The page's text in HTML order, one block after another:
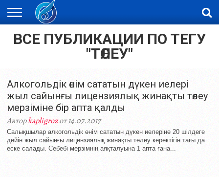
ЖАҢАЛЫҚТАР
НОВОСТИ
ВИДЕО
ФОТОРЕПОРТАЖИ
ОРКЕН
ВСЕ ПУБЛИКАЦИИ ПО ТЕГУ
"ТӨЛЕУ"
Алкогольдік өнім сататын дүкен иелері
жыл сайынғы лицензиялық жинақты төлеу
мерзіміне бір апта қалды
Авторkapligrozот 14.07.2017
Салықшылар алкогольдік өнім сататын дүкен иелеріне 20 шілдеге
дейін жыл сайынғы лицензиялық жинақты төлеу керектігін тағы да
еске салады. Себебі мерзімнің аяқталуына 1 апта ғана...